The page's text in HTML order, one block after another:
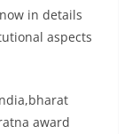
in details
aspects
award